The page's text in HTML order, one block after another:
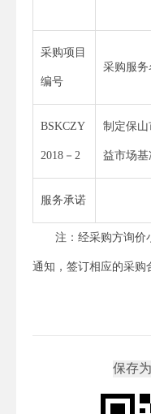
采购项目
编号
采购服务
BSKCZY
2018－2
制定保
益市场基
服务承诺
注：经采购方询价
通知，签订相应的采购